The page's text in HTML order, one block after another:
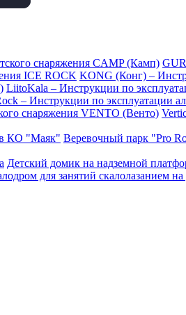
снаряжения CAMP (Камп)
ICE ROCK KONG (Конг) –
LiitoKala – Инструкции по
– Инструкции по эксплуатации
снаряжения VENTO (Венто)
в КО "Маяк" Веревочный парк "Pro
Детский домик на надземной
для занятий скалолазанием